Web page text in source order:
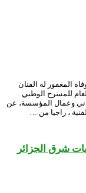
المغفور له الفنان
للمسرح الوطني
وعمال المؤسسة، عن
، راجيا من …
شرق الجزائر